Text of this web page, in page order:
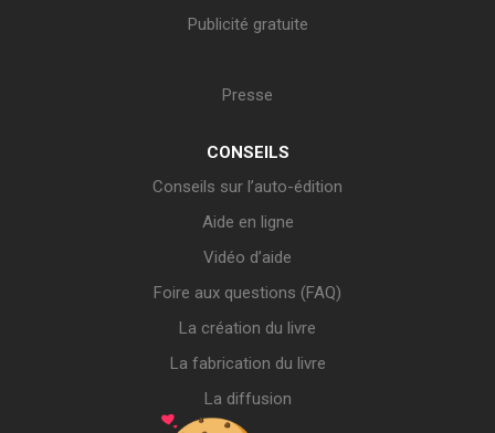
Publicité gratuite
Presse
CONSEILS
Conseils sur l’auto-édition
Aide en ligne
Vidéo d’aide
Foire aux questions (FAQ)
La création du livre
La fabrication du livre
La diffusion